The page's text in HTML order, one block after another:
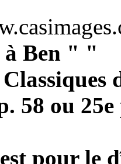
à Ben " "
58 ou
pour le